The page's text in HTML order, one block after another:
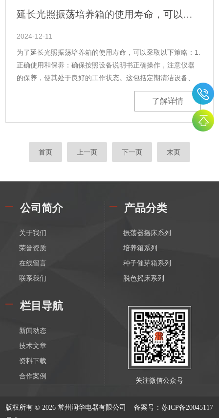
延长光照振荡培养箱的使用寿命，可以采取以下策略
2024-12-11
为了延长光照振荡培养箱的使用寿命，可以采取以下策略：1.
正确使用和保养：确保按照设备说明书正确操作，注意仪器
的保养，使其处于良好的工作状态。这包括定期清洁设备、
检查各控制开关是否处于非工作状态、调速旋钮要处于最小
了解详情
首页 上一页 下一页 末页
公司简介
关于我们
荣誉资质
在线留言
联系我们
产品分类
振荡器摇床系列
培养箱系列
种子催芽箱系列
脱色摇床系列
恒温磁力搅拌器系列
电动搅拌器系列
离心机系列
水浴锅系列
油浴锅系列
恒温水箱系列
栏目导航
新闻动态
技术文章
资料下载
合作案例
关注微信公众号
版权所有 © 2026 常州润华电器有限公司备案号：苏ICP备20045117